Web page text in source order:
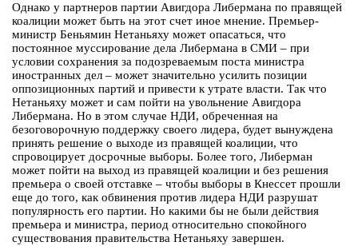
Однако у партнеров партии Авигдора Либермана по правящей
коалиции может быть на этот счет иное мнение. Премьер-
министр Беньямин Нетаньяху может опасаться, что
постоянное муссирование дела Либермана в СМИ – при
условии сохранения за подозреваемым поста министра
иностранных дел – может значительно усилить позиции
оппозиционных партий и привести к утрате власти. Так что
Нетаньяху может и сам пойти на увольнение Авигдора
Либермана. Но в этом случае НДИ, обреченная на
безоговорочную поддержку своего лидера, будет вынуждена
принять решение о выходе из правящей коалиции, что
спровоцирует досрочные выборы. Более того, Либерман
может пойти на выход из правящей коалиции и без решения
премьера о своей отставке – чтобы выборы в Кнессет прошли
еще до того, как обвинения против лидера НДИ разрушат
популярность его партии. Но какими бы не были действия
премьера и министра, период относительно спокойного
существования правительства Нетаньяху завершен.